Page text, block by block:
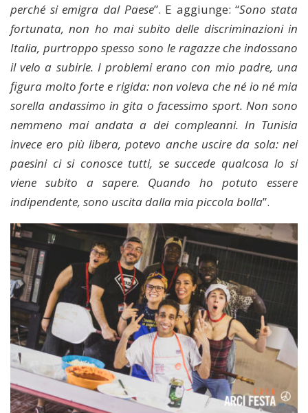
perché si emigra dal Paese”. E aggiunge: “Sono stata
fortunata, non ho mai subito delle discriminazioni in
Italia, purtroppo spesso sono le ragazze che indossano
il velo a subirle. I problemi erano con mio padre, una
figura molto forte e rigida: non voleva che né io né mia
sorella andassimo in gita o facessimo sport. Non sono
nemmeno mai andata a dei compleanni. In Tunisia
invece ero più libera, potevo anche uscire da sola: nei
paesini ci si conosce tutti, se succede qualcosa lo si
viene subito a sapere. Quando ho potuto essere
indipendente, sono uscita dalla mia piccola bolla”.